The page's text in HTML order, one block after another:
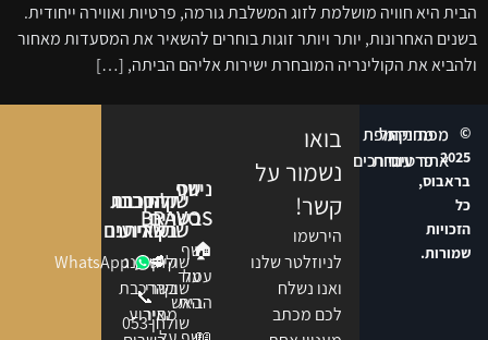
הבית היא חוויה מושלמת לזוג המשלבת גורמה, פרטיות ואווירה ייחודית.
בשנים האחרונות, יותר ויותר זוגות בוחרים להשאיר את המסעדות מאחור
ולהביא את הקולינריה המובחרת ישירות אליהם הביתה, […]
בואו
נשמור על
קשר!
הירשמו
לניוזלטר שלנו
ואנו נשלח
לכם מכתב
ניווט
BRAVOS
🏠
עמוד
הבית
שף
בשרים
שף
על
האש
שולחן
שוק
שולחן
שוק
שולחן
קייטרינג
בשרי
קייטרינג
בשרי​
מחיר
הרכבת
אירועים
🥩
הרכבת
אירוע
דברו
איתנו
WhatsApp
📞
053-
©
2025
בראבוס,
כל
הזכויות
שמורות.
מפת
אתר
מחיקת
פרטים
ניהול
עוגיות
מפת
דרכים